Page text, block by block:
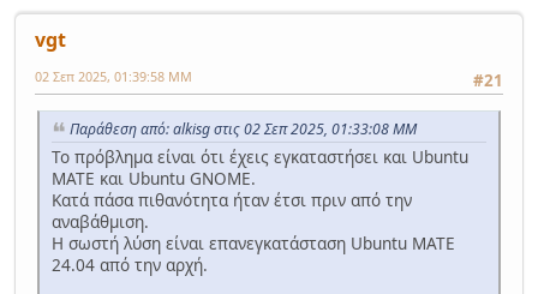
vgt
#21
02 Σεπ 2025, 01:39:58 ΜΜ
Παράθεση από: alkisg στις 02 Σεπ 2025, 01:33:08 ΜΜ
Το πρόβλημα είναι ότι έχεις εγκαταστήσει και Ubuntu
MATE και Ubuntu GNOME.
Κατά πάσα πιθανότητα ήταν έτσι πριν από την
αναβάθμιση.
Η σωστή λύση είναι επανεγκατάσταση Ubuntu MATE
24.04 από την αρχή.